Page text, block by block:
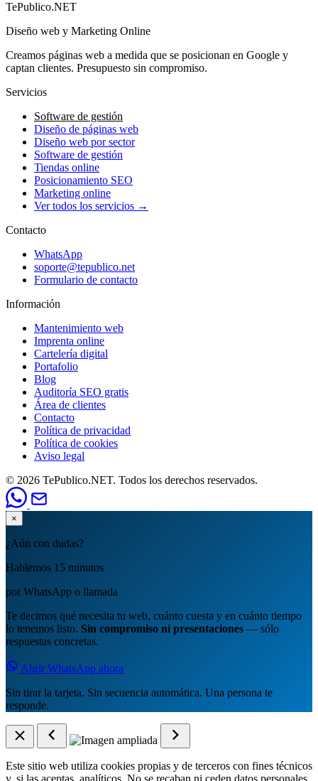
TePublico.NET
Diseño web y Marketing Online
Creamos páginas web a medida que se posicionan en Google y
captan clientes. Presupuesto sin compromiso.
Servicios
Software de gestión
Diseño de páginas web
Diseño web por sector
Software de gestión
Tiendas online
Posicionamiento SEO
Marketing online
Ver todos los servicios →
Contacto
WhatsApp
soporte@tepublico.net
Formulario de contacto
Información
Mantenimiento web
Imprenta online
Cartelería digital
Portafolio
Blog
Auditoría SEO gratis
Área de clientes
Contacto
Política de privacidad
Política de cookies
Aviso legal
© 2026 TePublico.NET. Todos los derechos reservados.
×
¿Aún con dudas?
Hablemos 15 minutos
por WhatsApp o llamada
Te decimos qué necesita tu web, cuánto cuesta y en cuánto tiempo
lo tenemos listo. Sin compromiso ni presentaciones — sólo
respuestas concretas.
Abrir WhatsApp ahora
Sin tirar la tarjeta. Sin secuencia automática. Una persona te
responde.
Este sitio web utiliza cookies propias y de terceros con fines técnicos